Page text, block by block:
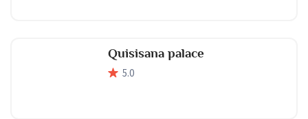
Quisisana palace
5.0